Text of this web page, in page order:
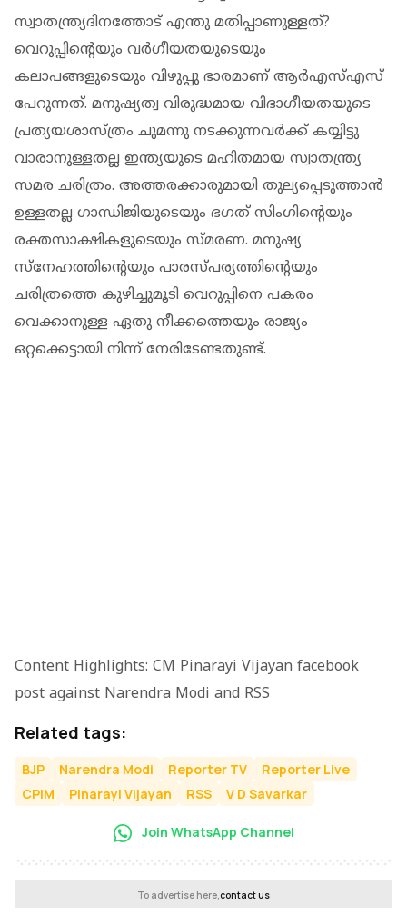
സ്വാതന്ത്ര്യദിനത്തോട് എന്തു മതിപ്പാണുള്ളത്?
വെറുപ്പിന്റെയും വർഗീയതയുടെയും
കലാപങ്ങളുടെയും വിഴുപ്പു ഭാരമാണ് ആർഎസ്എസ്
പേറുന്നത്. മനുഷ്യത്വ വിരുദ്ധമായ വിഭാഗീയതയുടെ
പ്രത്യയശാസ്ത്രം ചുമന്നു നടക്കുന്നവർക്ക് കയ്യിട്ടു
വാരാനുള്ളതല്ല ഇന്ത്യയുടെ മഹിതമായ സ്വാതന്ത്ര്യ
സമര ചരിത്രം. അത്തരക്കാരുമായി തുല്യപ്പെടുത്താൻ
ഉള്ളതല്ല ഗാന്ധിജിയുടെയും ഭഗത് സിംഗിന്റെയും
രക്തസാക്ഷികളുടെയും സ്മരണ. മനുഷ്യ
സ്‌നേഹത്തിന്റെയും പാരസ്പര്യത്തിന്റെയും
ചരിത്രത്തെ കുഴിച്ചുമൂടി വെറുപ്പിനെ പകരം
വെക്കാനുള്ള ഏതു നീക്കത്തെയും രാജ്യം
ഒറ്റക്കെട്ടായി നിന്ന് നേരിടേണ്ടതുണ്ട്.
Content Highlights: CM Pinarayi Vijayan facebook
post against Narendra Modi and RSS
Related tags:
BJP Narendra Modi Reporter TV
Reporter Live
CPIM
Pinarayi Vijayan RSS V D Savarkar
Join WhatsApp Channel
To advertise here,contact us